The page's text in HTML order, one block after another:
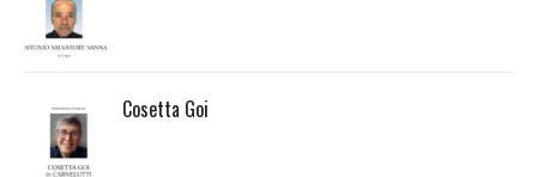
Cosetta Goi